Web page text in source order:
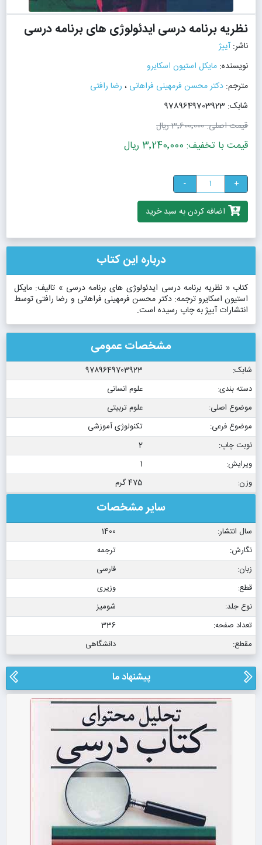
نظریه برنامه درسی ایدئولوژی های برنامه درسی
ناشر:آییژ
نویسنده: مایکل استیون اسکایرو
مترجم: دکتر محسن فرمهینی فراهانی ، رضا رافتی
شابک: 9789649703923
قیمت اصلی:3٬600٬000 ریال
قیمت با تخفیف: 3٬240٬000 ریال
+
-
اضافه کردن به سبد خرید
درباره این کتاب
کتاب « نظریه برنامه درسی ایدئولوژی های برنامه درسی » تالیف: مایکل
استیون اسکایرو ترجمه: دکتر محسن فرمهینی فراهانی و رضا رافتی توسط
انتشارات آییژ به چاپ رسیده است.
مشخصات عمومی
شابک:
9789649703923
دسته بندی:
علوم انسانی
موضوع اصلی:
علوم تربیتی
موضوع فرعی:
تکنولوژی آموزشی
نوبت چاپ:
2
ویرایش:
1
وزن:
475 گرم
سایر مشخصات
سال انتشار:
1400
نگارش:
ترجمه
زبان:
فارسی
قطع:
وزیری
نوع جلد:
شومیز
تعداد صفحه:
336
مقطع:
دانشگاهی
پیشنهاد ما